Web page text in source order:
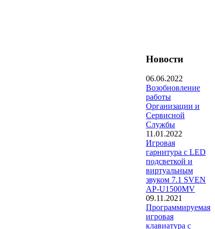
Новости
06.06.2022
Возобновление
работы
Организации и
Сервисной
Службы
11.01.2022
Игровая
гарнитура с LED
подсветкой и
виртуальным
звуком 7.1 SVEN
AP-U1500MV
09.11.2021
Программируемая
игровая
клавиатура с